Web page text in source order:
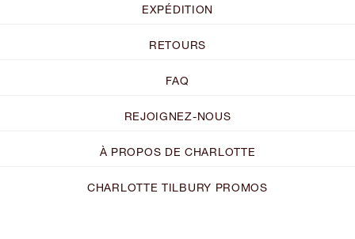
EXPÉDITION
RETOURS
FAQ
REJOIGNEZ-NOUS
À PROPOS DE CHARLOTTE
CHARLOTTE TILBURY PROMOS